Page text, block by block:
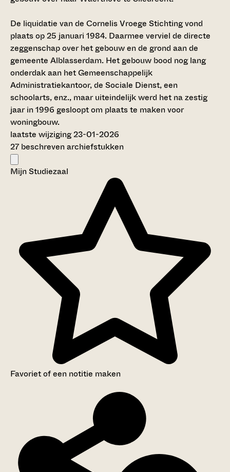
De liquidatie van de Cornelis Vroege Stichting vond
plaats op 25 januari 1984. Daarmee verviel de directe
zeggenschap over het gebouw en de grond aan de
gemeente Alblasserdam. Het gebouw bood nog lang
onderdak aan het Gemeenschappelijk
Administratiekantoor, de Sociale Dienst, een
schoolarts, enz., maar uiteindelijk werd het na zestig
jaar in 1996 gesloopt om plaats te maken voor
woningbouw.
laatste wijziging 23-01-2026
27 beschreven archiefstukken
Mijn Studiezaal
Favoriet of een notitie maken